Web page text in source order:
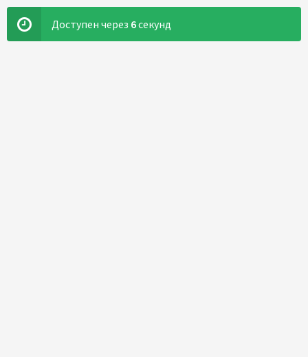
Доступен через 5секунд